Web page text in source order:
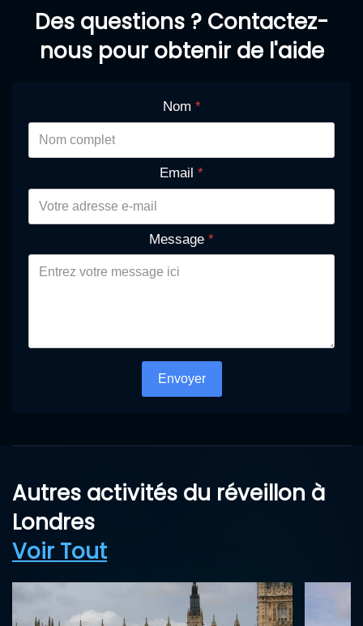
Des questions ? Contactez-
nous pour obtenir de l'aide
Nom *
Email *
Message *
Envoyer
Autres activités du réveillon à
Londres
Voir Tout